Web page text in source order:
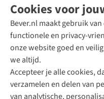
Cookies voor
Bever.nl maakt gebruik
functionele en privacy-
onze website goed en
we altijd.
Accepteer je alle cookies,
verzamelen en delen van
van analytische,
Direct advies van een
+31 (0)85 888 50 88
+31 6 12 28 49 80